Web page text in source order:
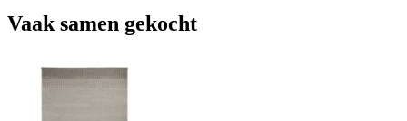
Vaak samen gekocht